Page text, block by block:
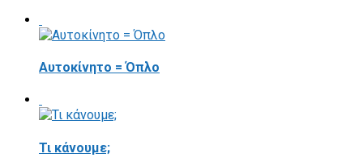
Αυτοκίνητο = Όπλο
Τι κάνουμε;